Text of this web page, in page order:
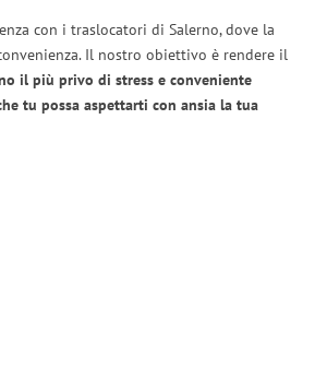
con i traslocatori di Salerno, dove la
Il nostro obiettivo è rendere il
il più privo di stress e conveniente
tu possa aspettarti con ansia la tua